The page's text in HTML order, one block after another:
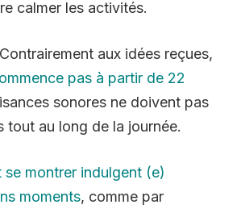
calmer les activités.
Contrairement aux idées reçues,
pas à partir de 22
sonores ne doivent pas
tout au long de la journée.
se montrer indulgent (e)
moments, comme par